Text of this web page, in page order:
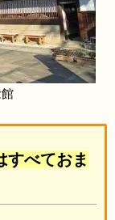
すべておま